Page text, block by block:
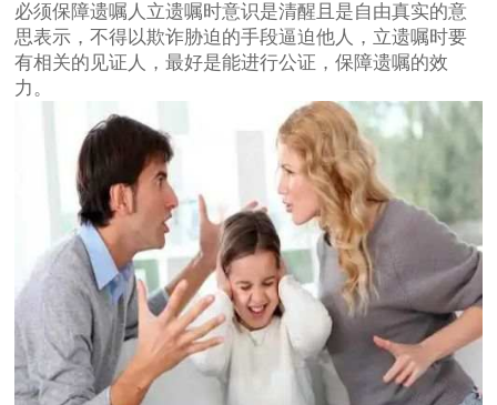
必须保障遗嘱人立遗嘱时意识是清醒且是自由真实的意
思表示，不得以欺诈胁迫的手段逼迫他人，立遗嘱时要
有相关的见证人，最好是能进行公证，保障遗嘱的效
力。